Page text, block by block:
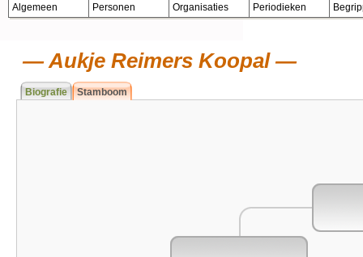
Algemeen Personen Organisaties Periodieken
Aukje Reimers Koopal
Biografie Stamboom